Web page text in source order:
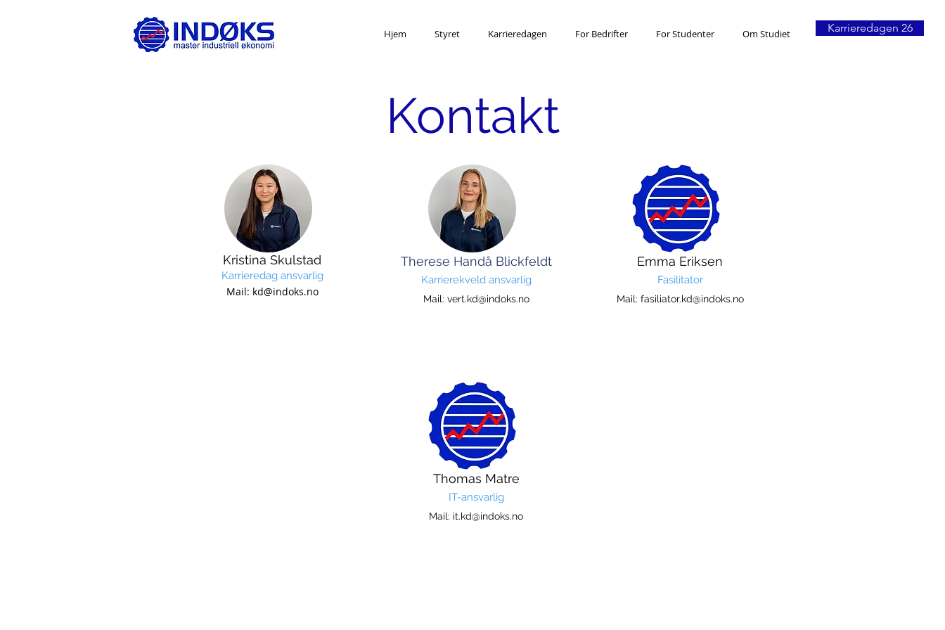
Hjem Styret Karrieredagen For Bedrifter For Studenter Om Studiet Karrieredagen 26
Kontakt
Kristina Skulstad
Karrieredag ansvarlig
Mail: kd@indoks.no
Therese Handå Blickfeldt
Karrierekveld ansvarlig
Mail: vert.kd@indoks.no
Thomas Matre
IT-ansvarlig
Mail: it.kd@indoks.no
Emma Eriksen
Fasilitator
Mail: fasiliator.kd@indoks.no